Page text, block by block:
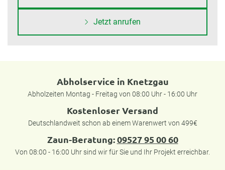
Jetzt anrufen
Abholservice in Knetzgau
Abholzeiten Montag - Freitag von 08:00 Uhr - 16:00 Uhr
Kostenloser Versand
Deutschlandweit schon ab einem Warenwert von 499€
Zaun-Beratung:09527 95 00 60
Von 08:00 - 16:00 Uhr sind wir für Sie und Ihr Projekt erreichbar.